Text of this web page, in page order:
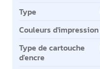
Type
Couleurs d'impression
Type de cartouche
d'encre